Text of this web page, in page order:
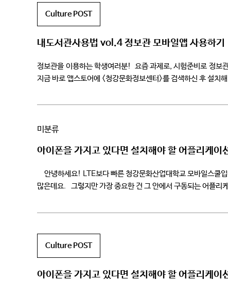
Culture POST
내도서관사용법 vol.4 정보관 모바일앱 사용하기
정보관을 이용하는 학생여러분! 요즘 과제로, 시험준비로 정
지금 바로 앱스토어에 <청강문화정보센터>를 검색하신 후
미분류
아이폰을 가지고 있다면 설치해야 할 어플리케이
안녕하세요! LTE보다 빠른 청강문화산업대학교 모바일스쿨
많은데요. 그렇지만 가장 중요한 건 그 안에서 구동되는 어플리
Culture POST
아이폰을 가지고 있다면 설치해야 할 어플리케이